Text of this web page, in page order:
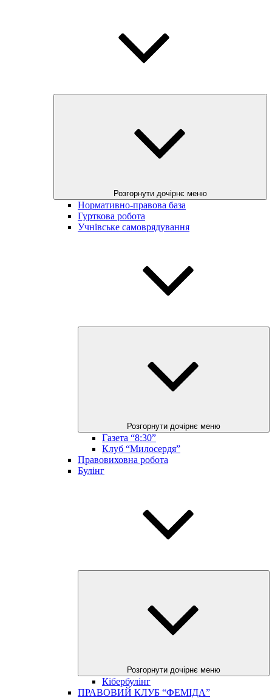
Розгорнути дочірнє меню
Нормативно-правова база
Гурткова робота
Учнівське самоврядування
Розгорнути дочірнє меню
Газета “8:30”
Клуб “Милосердя”
Правовиховна робота
Булінг
Розгорнути дочірнє меню
Кібербулінг
ПРАВОВИЙ КЛУБ “ФЕМІДА”